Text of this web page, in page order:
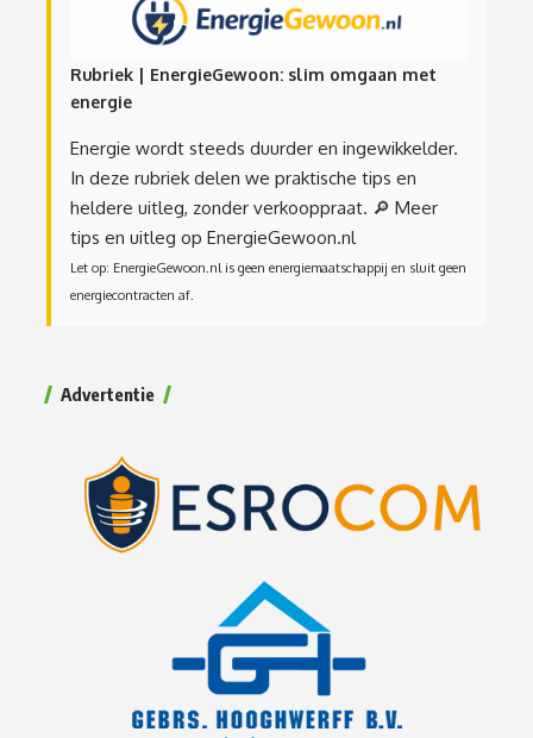
Rubriek | EnergieGewoon: slim omgaan met
energie
Energie wordt steeds duurder en ingewikkelder.
In deze rubriek delen we praktische tips en
heldere uitleg, zonder verkooppraat. 🔎 Meer
tips en uitleg op EnergieGewoon.nl
Let op: EnergieGewoon.nl is geen energiemaatschappij en sluit geen
energiecontracten af.
Advertentie